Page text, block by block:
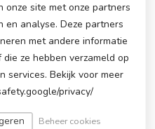
12 volt
€300,00
€239,00
12 volt
€315,00
onze site met onze partners
en analyse. Deze partners
met andere informatie
ze hebben verzameld op
services. Bekijk voor meer
privacy/
Beheer cookies